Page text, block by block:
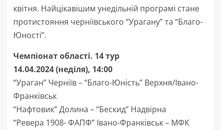
квітня. Найцікавішим унедільній програмі стане
протистояння черніївського “Урагану” та “Благо-
Юності”.
Чемпіонат області. 14 тур
14.04.2024 (неділя), 14:00
“Ураган” Черніїв – “Благо-Юність” Верхня/Івано-
Франківськ
“Нафтовик” Долина – “Бескид” Надвірна
“Ревера 1908- ФАПФ” Івано-Франківськ – МФК